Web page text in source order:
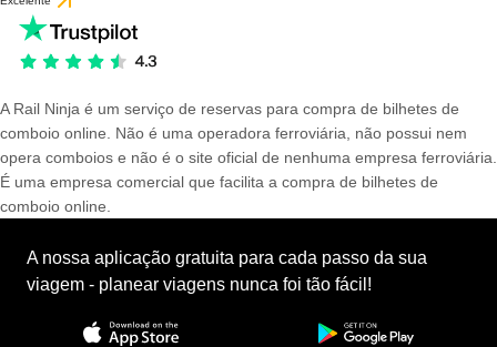
A Rail Ninja é um serviço de reservas para compra de bilhetes de
comboio online. Não é uma operadora ferroviária, não possui nem
opera comboios e não é o site oficial de nenhuma empresa ferroviária.
É uma empresa comercial que facilita a compra de bilhetes de
comboio online.
A nossa aplicação gratuita para cada passo da sua
viagem - planear viagens nunca foi tão fácil!